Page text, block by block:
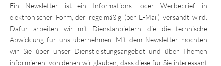
Ein Newsletter ist ein Informations- oder Werbebrief in
elektronischer Form, der regelmäßig (per E-Mail) versandt wird.
Dafür arbeiten wir mit Dienstanbietern, die die technische
Abwicklung für uns übernehmen. Mit dem Newsletter möchten
wir Sie über unser Dienstleistungsangebot und über Themen
informieren, von denen wir glauben, dass diese für Sie interessant